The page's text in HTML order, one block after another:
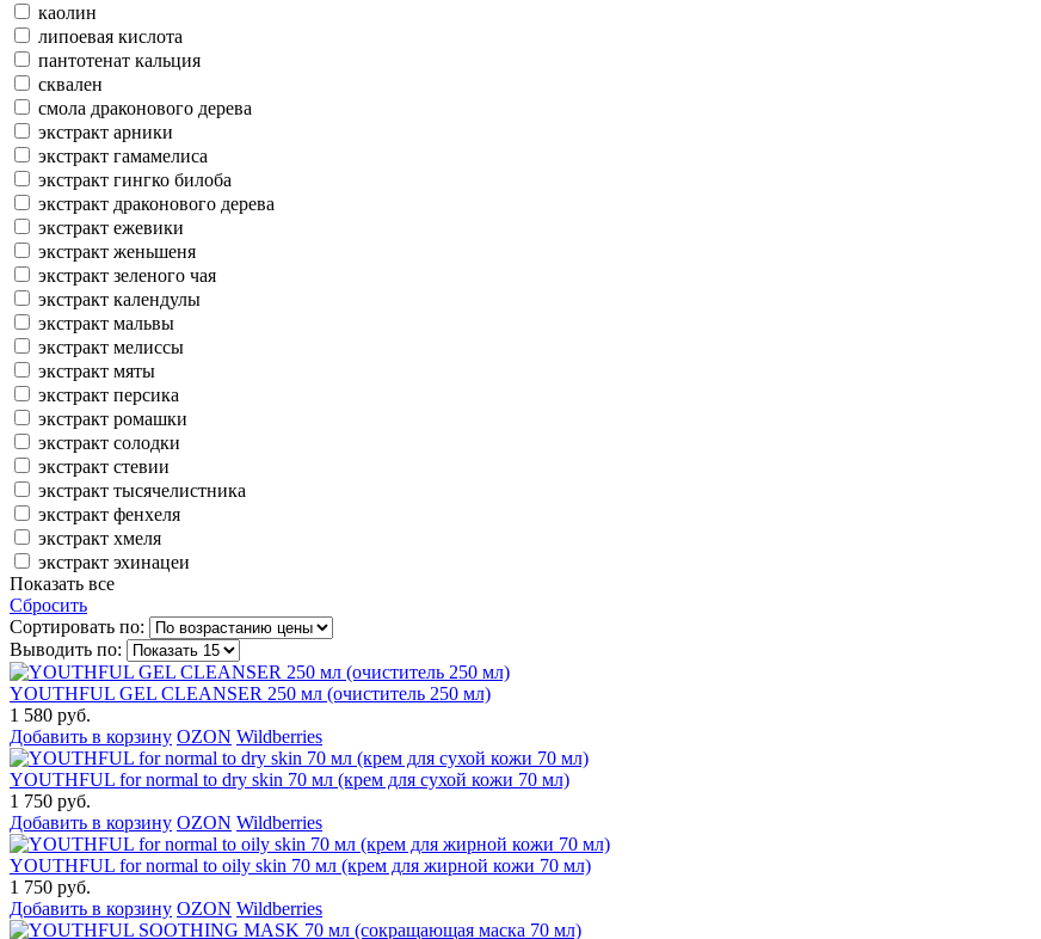
каолин
липоевая кислота
пантотенат кальция
сквален
смола драконового дерева
экстракт арники
экстракт гамамелиса
экстракт гингко билоба
экстракт драконового дерева
экстракт ежевики
экстракт женьшеня
экстракт зеленого чая
экстракт календулы
экстракт мальвы
экстракт мелиссы
экстракт мяты
экстракт персика
экстракт ромашки
экстракт солодки
экстракт стевии
экстракт тысячелистника
экстракт фенхеля
экстракт хмеля
экстракт эхинацеи
Показать все
Сбросить
Сортировать по:
Выводить по:
YOUTHFUL GEL CLEANSER 250 мл (очиститель 250 мл)
1 580 руб.
Добавить в корзину OZON Wildberries
YOUTHFUL for normal to dry skin 70 мл (крем для сухой кожи 70 мл)
1 750 руб.
Добавить в корзину OZON Wildberries
YOUTHFUL for normal to oily skin 70 мл (крем для жирной кожи 70 мл)
1 750 руб.
Добавить в корзину OZON Wildberries